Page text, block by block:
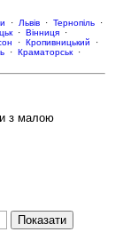
· Львів · Тернопіль ·
· Вінниця ·
· Кропивницький ·
· Краматорськ ·
з малою